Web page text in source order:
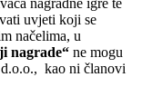
uvjeti koji se
načelima, u
nagrade“ ne mogu
kao ni članovi